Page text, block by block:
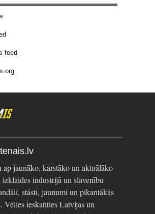
feed
ap jaunāko, karstāko un aktuālāko
industrijā un slavenību
stāsti, jaunumi un pikantākās
Vēlies ieskatīties Latvijas un